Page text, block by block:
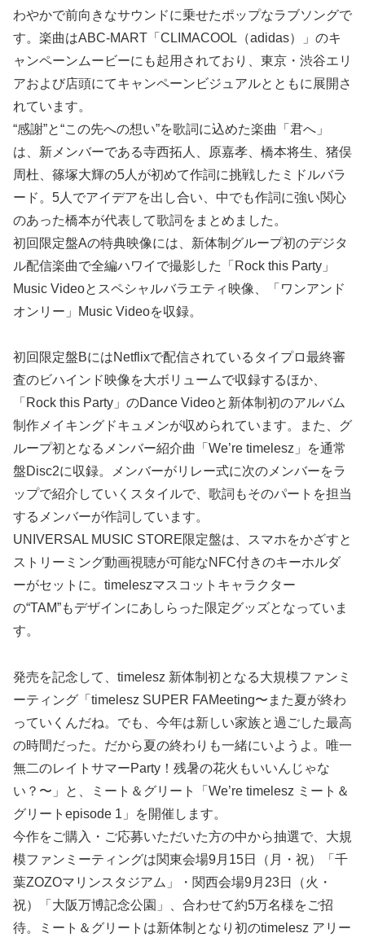
わやかで前向きなサウンドに乗せたポップなラブソングで
す。楽曲はABC-MART「CLIMACOOL（adidas）」のキ
ャンペーンムービーにも起用されており、東京・渋谷エリ
アおよび店頭にてキャンペーンビジュアルとともに展開さ
れています。
“感謝”と“この先への想い”を歌詞に込めた楽曲「君へ」
は、新メンバーである寺西拓人、原嘉孝、橋本将生、猪俣
周杜、篠塚大輝の5人が初めて作詞に挑戦したミドルバラ
ード。5人でアイデアを出し合い、中でも作詞に強い関心
のあった橋本が代表して歌詞をまとめました。
初回限定盤Aの特典映像には、新体制グループ初のデジタ
ル配信楽曲で全編ハワイで撮影した「Rock this Party」
Music Videoとスペシャルバラエティ映像、「ワンアンド
オンリー」Music Videoを収録。
初回限定盤BにはNetflixで配信されているタイプロ最終審
査のビハインド映像を大ボリュームで収録するほか、
「Rock this Party」のDance Videoと新体制初のアルバム
制作メイキングドキュメンが収められています。また、グ
ループ初となるメンバー紹介曲「We’re timelesz」を通常
盤Disc2に収録。メンバーがリレー式に次のメンバーをラ
ップで紹介していくスタイルで、歌詞もそのパートを担当
するメンバーが作詞しています。
UNIVERSAL MUSIC STORE限定盤は、スマホをかざすと
ストリーミング動画視聴が可能なNFC付きのキーホルダ
ーがセットに。timeleszマスコットキャラクター
の“TAM”もデザインにあしらった限定グッズとなっていま
す。
発売を記念して、timelesz 新体制初となる大規模ファンミ
ーティング「timelesz SUPER FAMeeting〜また夏が終わ
っていくんだね。でも、今年は新しい家族と過ごした最高
の時間だった。だから夏の終わりも一緒にいようよ。唯一
無二のレイトサマーParty！残暑の花火もいいんじゃな
い？〜」と、ミート＆グリート「We’re timelesz ミート＆
グリートepisode 1」を開催します。
今作をご購入・ご応募いただいた方の中から抽選で、大規
模ファンミーティングは関東会場9月15日（月・祝）「千
葉ZOZOマリンスタジアム」・関西会場9月23日（火・
祝）「大阪万博記念公園」、合わせて約5万名様をご招
待。ミート＆グリートは新体制となり初のtimelesz アリー